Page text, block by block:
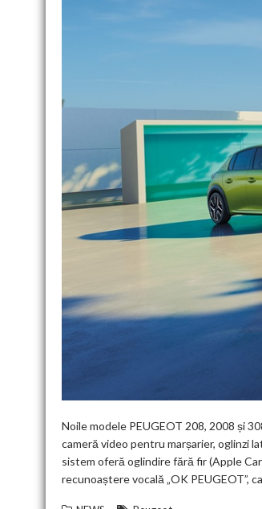
Noile modele PEUGEOT 208, 2008 și
cameră video pentru marșarier, oglinzi
sistem oferă oglindire fără fir (Apple
recunoaștere vocală „OK